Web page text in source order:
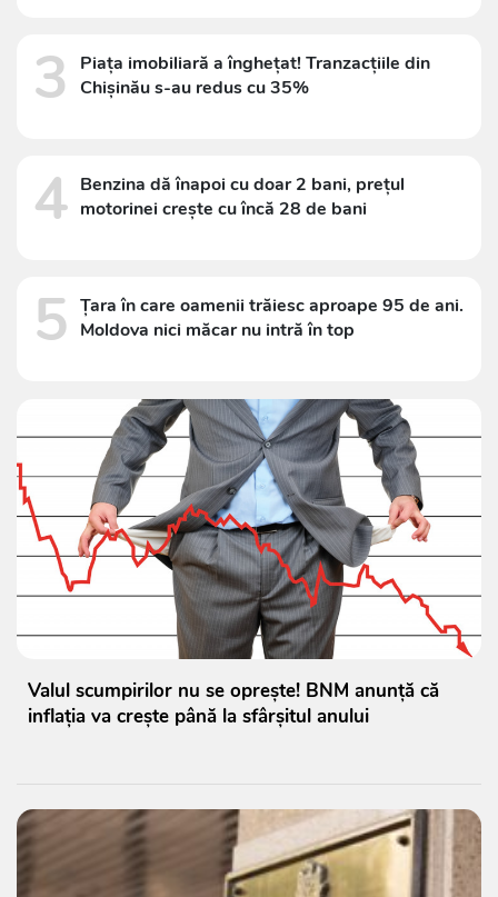
3
Piața imobiliară a înghețat! Tranzacțiile din
Chișinău s-au redus cu 35%
4 Benzina dă înapoi cu doar 2 bani, prețul
motorinei crește cu încă 28 de bani
5 Țara în care oamenii trăiesc aproape 95 de ani.
Moldova nici măcar nu intră în top
Valul scumpirilor nu se oprește! BNM anunță că
inflația va crește până la sfârșitul anului